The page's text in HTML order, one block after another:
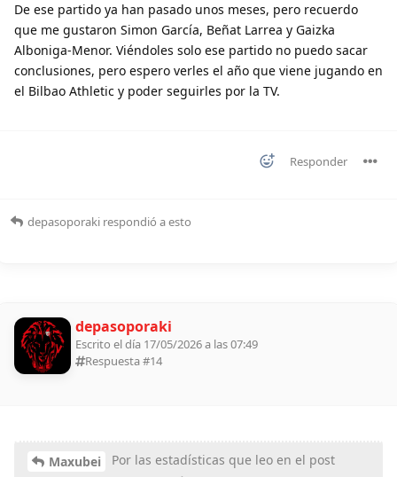
De ese partido ya han pasado unos meses, pero recuerdo
que me gustaron Simon García, Beñat Larrea y Gaizka
Alboniga-Menor. Viéndoles solo ese partido no puedo sacar
conclusiones, pero espero verles el año que viene jugando en
el Bilbao Athletic y poder seguirles por la TV.
Responder
depasoporaki respondió a esto
depasoporaki
Escrito el día 17/05/2026 a las 07:49
Respuesta #14
Maxubei
Por las estadísticas que leo en el post